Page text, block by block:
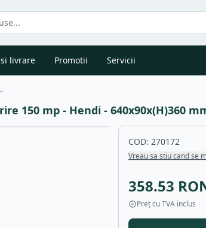
livrare Promotii Servicii
mp - Hendi - 640x90x(H)360 mm
150 mp - Hendi - 640x90x(H)360
COD: 270172
Vreau sa stiu cand se
358.53
Preț cu TVA inclus